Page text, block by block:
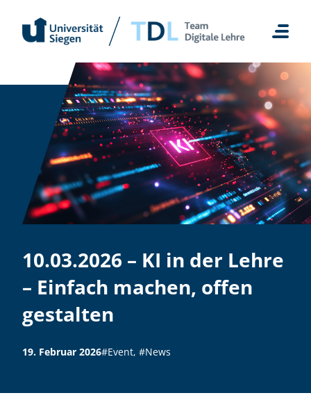
Inhalt
springen
10.03.2026 – KI in der Lehre
– Einfach machen, offen
gestalten
19. Februar 2026#Event, #News